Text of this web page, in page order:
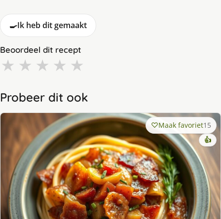
🍳Ik heb dit gemaakt
Beoordeel dit recept
★ ★ ★ ★ ★
Probeer dit ook
Maak favoriet15
👍